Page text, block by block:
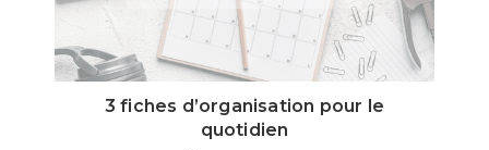
3 fiches d’organisation pour le
quotidien